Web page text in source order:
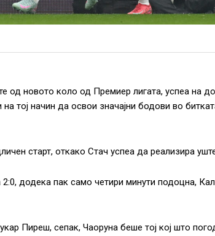
од новото коло од Премиер лигата, успеа на
тој начин да освои значајни бодови во
старт, откако Стач успеа да реализира
додека пак само четири минути подоцна,
Пиреш, сепак, Чаоруна беше тој кој што